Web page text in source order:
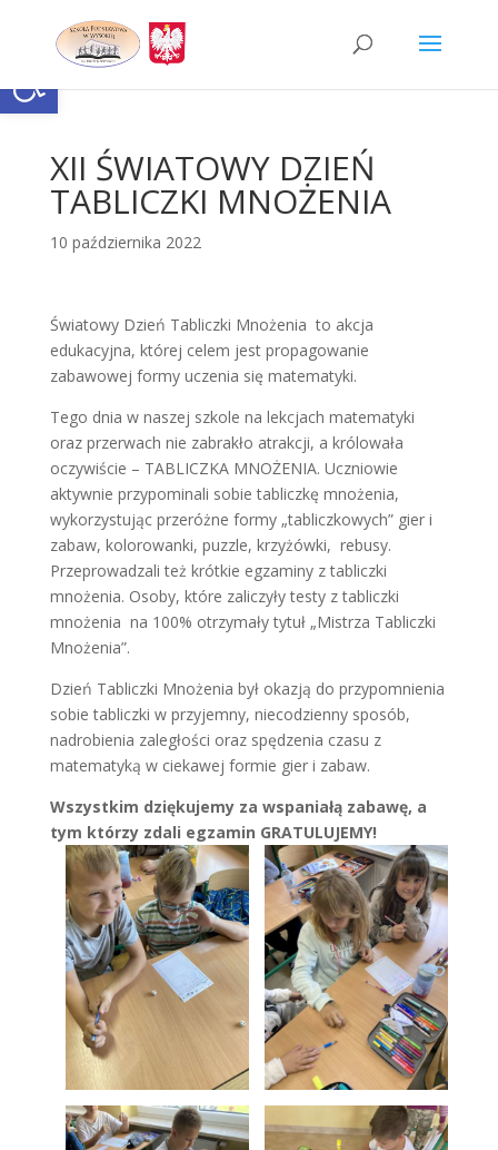
contentOtwórz pasek narzędzi
XII ŚWIATOWY DZIEŃ
TABLICZKI MNOŻENIA
10 października 2022
Światowy Dzień Tabliczki Mnożenia to akcja
edukacyjna, której celem jest propagowanie
zabawowej formy uczenia się matematyki.
Tego dnia w naszej szkole na lekcjach matematyki
oraz przerwach nie zabrakło atrakcji, a królowała
oczywiście – TABLICZKA MNOŻENIA. Uczniowie
aktywnie przypominali sobie tabliczkę mnożenia,
wykorzystując przeróżne formy „tabliczkowych” gier i
zabaw, kolorowanki, puzzle, krzyżówki, rebusy.
Przeprowadzali też krótkie egzaminy z tabliczki
mnożenia. Osoby, które zaliczyły testy z tabliczki
mnożenia na 100% otrzymały tytuł „Mistrza Tabliczki
Mnożenia”.
Dzień Tabliczki Mnożenia był okazją do przypomnienia
sobie tabliczki w przyjemny, niecodzienny sposób,
nadrobienia zaległości oraz spędzenia czasu z
matematyką w ciekawej formie gier i zabaw.
Wszystkim dziękujemy za wspaniałą zabawę, a
tym którzy zdali egzamin GRATULUJEMY!